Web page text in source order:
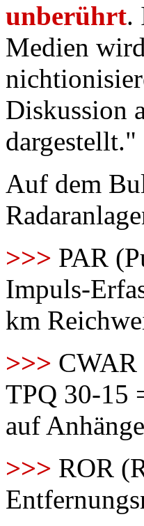
unberührt.
Medien
Diskussion
dargestellt."
Auf dem
>>> PAR
Impuls-
km
>>> CWAR
TPQ 30-15
auf
>>> ROR